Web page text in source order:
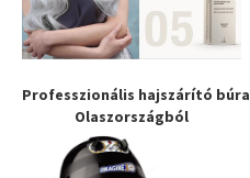
Professzionális hajszárító búra
Olaszországból